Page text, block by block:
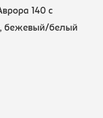
140 с
бежевый/белый